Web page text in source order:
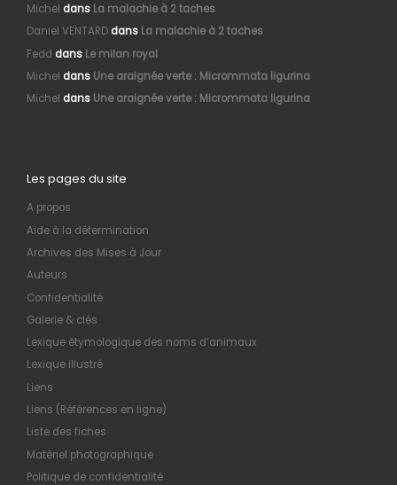
Michel dans La malachie à 2 taches
Daniel VENTARDdans La malachie à 2 taches
Fedd dans Le milan royal
Michel dans Une araignée verte : Micrommata ligurina
Michel dans Une araignée verte : Micrommata ligurina
Les pages du site
A propos
Aide à la détermination
Archives des Mises à Jour
Auteurs
Confidentialité
Galerie & clés
Lexique étymologique des noms d’animaux
Lexique illustré
Liens
Liens (Références en ligne)
Liste des fiches
Matériel photographique
Politique de confidentialité